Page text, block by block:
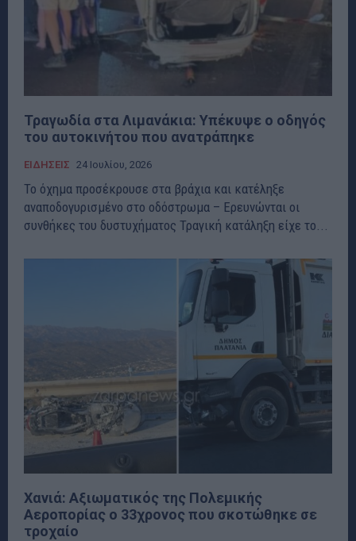
Τραγωδία στα Λιμανάκια: Υπέκυψε ο οδηγός
του αυτοκινήτου που ανατράπηκε
ΕΙΔΗΣΕΙΣ 24 Ιουλίου, 2026
Το όχημα προσέκρουσε στα βράχια και κατέληξε
αναποδογυρισμένο στο οδόστρωμα – Ερευνώνται οι
συνθήκες του δυστυχήματος Τραγική κατάληξη είχε το...
Χανιά: Αξιωματικός της Πολεμικής
Αεροπορίας ο 33χρονος που σκοτώθηκε σε
τροχαίο